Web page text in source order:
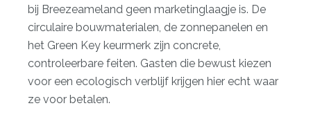
bij Breezeameland geen marketinglaagje is. De
circulaire bouwmaterialen, de zonnepanelen en
het Green Key keurmerk zijn concrete,
controleerbare feiten. Gasten die bewust kiezen
voor een ecologisch verblijf krijgen hier echt waar
ze voor betalen.